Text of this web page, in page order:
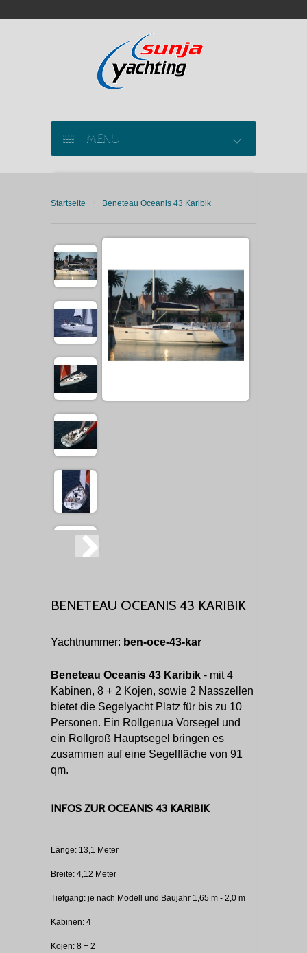
MENU
KATAMARAN CHARTER
MOTORYACHT CHARTER
MARINAS
Startseite Beneteau Oceanis 43 Karibik
BENETEAU OCEANIS 43 KARIBIK
Yachtnummer: ben-oce-43-kar
Beneteau Oceanis 43 Karibik - mit 4
Kabinen, 8 + 2 Kojen, sowie 2 Nasszellen
bietet die Segelyacht Platz für bis zu 10
Personen. Ein Rollgenua Vorsegel und
ein Rollgroß Hauptsegel bringen es
zusammen auf eine Segelfläche von 91
qm.
INFOS ZUR OCEANIS 43 KARIBIK
Länge: 13,1 Meter
Breite: 4,12 Meter
Tiefgang: je nach Modell und Baujahr 1,65 m - 2,0 m
Kabinen: 4
Kojen: 8 + 2